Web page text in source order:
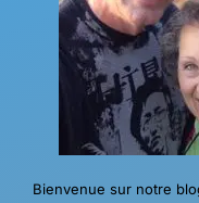
Bienvenue sur notre